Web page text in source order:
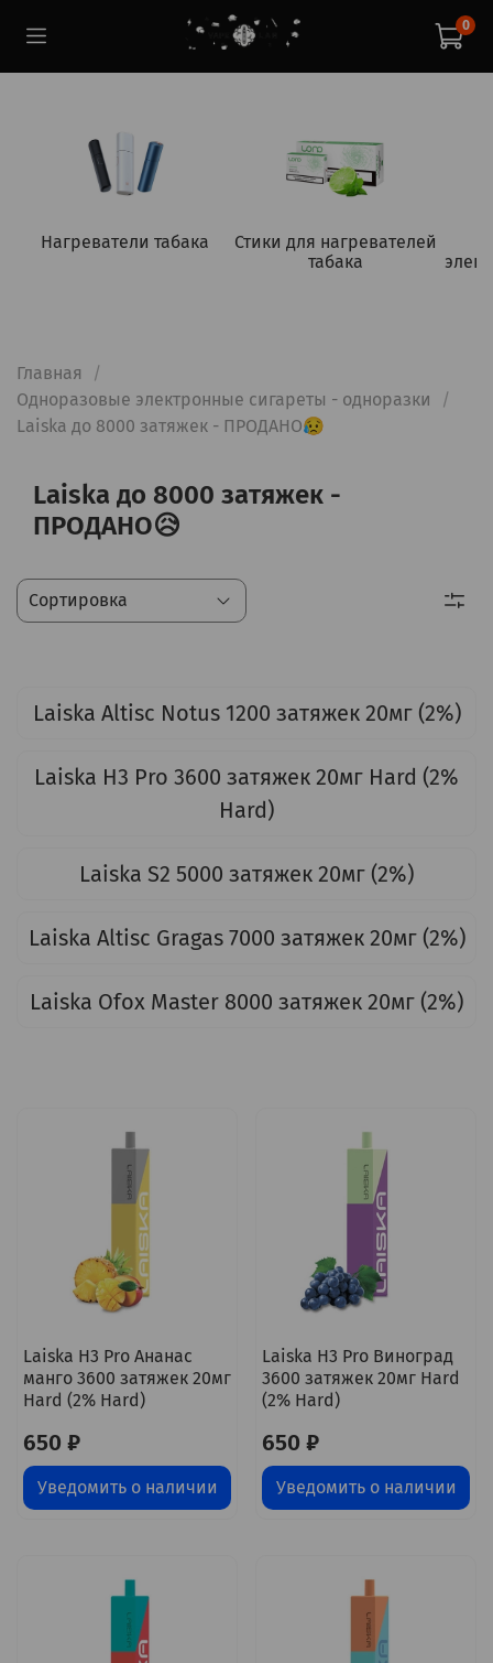
0
Нагреватели табака
Стики для нагревателей
табака
Главная
Одноразовые электронные сигареты - одноразки
Laiska до 8000 затяжек - ПРОДАНО😥
Laiska до 8000 затяжек -
ПРОДАНО😥
Laiska Altisc Notus 1200 затяжек 20мг (2%)
Laiska H3 Pro 3600 затяжек 20мг Hard (2%
Hard)
Laiska S2 5000 затяжек 20мг (2%)
Laiska Altisc Gragas 7000 затяжек 20мг (2%)
Laiska Ofox Master 8000 затяжек 20мг (2%)
Laiska H3 Pro Ананас
манго 3600 затяжек 20мг
Hard (2% Hard)
650 ₽
Уведомить о наличии
Laiska H3 Pro Виноград
3600 затяжек 20мг Hard
(2% Hard)
650 ₽
Уведомить о наличии